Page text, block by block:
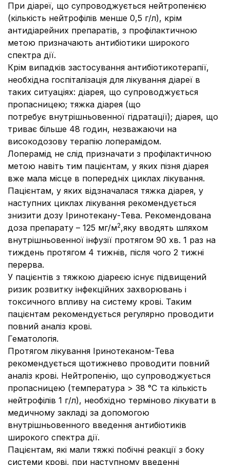
При діареї, що супроводжується нейтропенією
(кількість нейтрофілів менше 0,5 г/л), крім
антидіарейних препаратів, з профілактичною
метою призначають антибіотики широкого
спектра дії.
Крім випадків застосування антибіотикотерапії,
необхідна госпіталізація для лікування діареї в
таких ситуаціях: діарея, що супроводжується
пропасницею; тяжка діарея (що
потребує внутрішньовенної гідратації); діарея, що
триває більше 48 годин, незважаючи на
високодозову терапію лоперамідом.
Лоперамід не слід призначати з профілактичною
метою навіть тим пацієнтам, у яких пізня діарея
вже мала місце в попередніх циклах лікування.
Пацієнтам, у яких відзначалася тяжка діарея, у
наступних циклах лікування рекомендується
знизити дозу Іринотекану-Тева. Рекомендована
доза препарату – 125 мг/м2,яку вводять шляхом
внутрішньовенної інфузії протягом 90 хв. 1 раз на
тиждень протягом 4 тижнів, після чого 2 тижні
перерва.
У пацієнтів з тяжкою діареєю існує підвищений
ризик розвитку інфекційних захворювань і
токсичного впливу на систему крові. Таким
пацієнтам рекомендується регулярно проводити
повний аналіз крові.
Гематологія.
Протягом лікування Іринотеканом-Тева
рекомендується щотижнево проводити повний
аналіз крові. Нейтропенію, що супроводжується
пропасницею (температура > 38 °C та кількість
нейтрофілів 1 г/л), необхідно терміново лікувати в
медичному закладі за допомогою
внутрішньовенного введення антибіотиків
широкого спектра дії.
Пацієнтам, які мали тяжкі побічні реакції з боку
системи крові, при наступному введенні